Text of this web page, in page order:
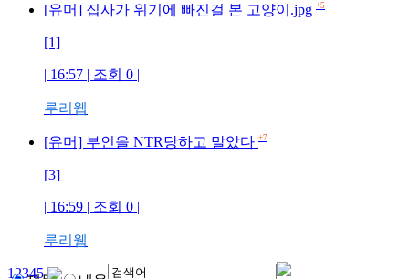
[유머] 집사가 위기에 빠진걸 본 고양이.jpg +5
[1]
| 16:57 | 조회 0 |
루리웹
[유머] 부인을 NTR당하고 말았다 +7
[3]
| 16:59 | 조회 0 |
루리웹
12345